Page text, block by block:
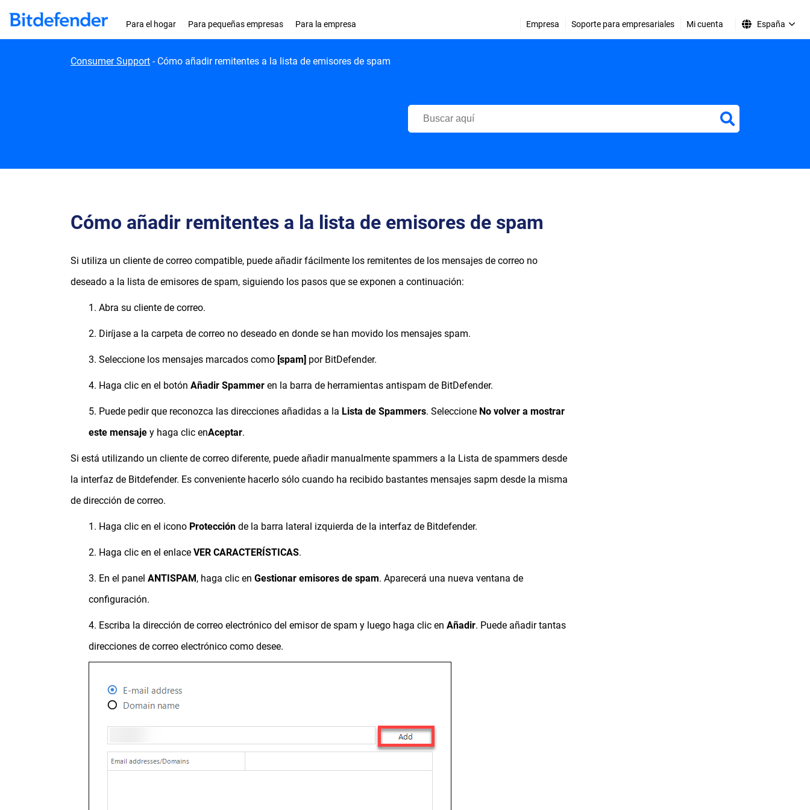
Skip to content
Para el hogar Para pequeñas empresas Para la empresa Empresa Soporte para empresariales Mi cuenta España
Consumer Support - Cómo añadir remitentes a la lista de emisores de spam
Centro de Soporte de Bitdefender
Cómo añadir remitentes a la lista de emisores de spam
Si utiliza un cliente de correo compatible, puede añadir fácilmente los remitentes de los mensajes de correo no
deseado a la lista de emisores de spam, siguiendo los pasos que se exponen a continuación:
1. Abra su cliente de correo.
2. Diríjase a la carpeta de correo no deseado en donde se han movido los mensajes spam.
3. Seleccione los mensajes marcados como [spam] por BitDefender.
4. Haga clic en el botón Añadir Spammer en la barra de herramientas antispam de BitDefender.
5. Puede pedir que reconozca las direcciones añadidas a la Lista de Spammers. Seleccione No volver a mostrar
este mensaje y haga clic enAceptar.
Si está utilizando un cliente de correo diferente, puede añadir manualmente spammers a la Lista de spammers desde
la interfaz de Bitdefender. Es conveniente hacerlo sólo cuando ha recibido bastantes mensajes sapm desde la misma
de dirección de correo.
1. Haga clic en el icono Protección de la barra lateral izquierda de la interfaz de Bitdefender.
2. Haga clic en el enlace VER CARACTERÍSTICAS.
3. En el panel ANTISPAM, haga clic en Gestionar emisores de spam. Aparecerá una nueva ventana de
configuración.
4. Escriba la dirección de correo electrónico del emisor de spam y luego haga clic en Añadir. Puede añadir tantas
direcciones de correo electrónico como desee.